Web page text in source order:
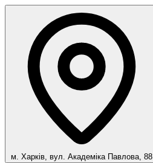
м. Харків, вул. Академіка Павлова, 88